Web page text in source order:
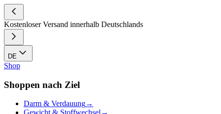
Kostenloser Versand innerhalb Deutschlands
DE
Shop
Shoppen nach Ziel
Darm & Verdauung→